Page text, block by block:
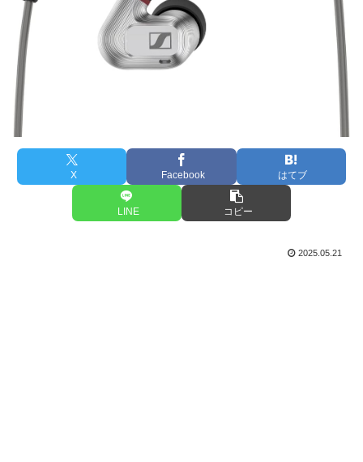
X Facebook はてブ
LINE コピー
2025.05.21